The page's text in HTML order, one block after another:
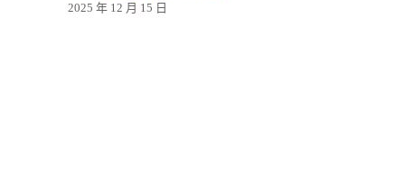
2025 年 12 月 15 日